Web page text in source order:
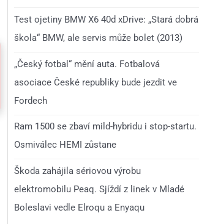
Test ojetiny BMW X6 40d xDrive: „Stará dobrá
škola“ BMW, ale servis může bolet (2013)
„Český fotbal“ mění auta. Fotbalová
asociace České republiky bude jezdit ve
Fordech
Ram 1500 se zbaví mild-hybridu i stop-startu.
Osmiválec HEMI zůstane
Škoda zahájila sériovou výrobu
elektromobilu Peaq. Sjíždí z linek v Mladé
Boleslavi vedle Elroqu a Enyaqu